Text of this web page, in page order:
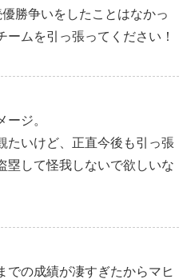
勝争いをしたことはなかっ
ムを引っ張ってください！
ジ。
たいけど、正直今後も引っ張
塁して怪我しないで欲しいな
での成績が凄すぎたからマヒ